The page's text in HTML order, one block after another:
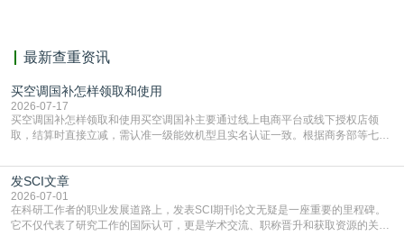
最新查重资讯
买空调国补怎样领取和使用
2026-07-17
买空调国补怎样领取和使用买空调国补主要通过线上电商平台或线下授权店领
取，结算时直接立减‌，需认准一级能效机型且实名认证一致。根据商务部等七部
能领到补贴首选‌京东APP‌搜索专属口令(如【家电补贴1637】、【国补立省
4949】等，口令会随活动更新，以页面显示为准)进入补贴专场。淘宝/天猫也可
复制粘贴【8$FKFGgJq
发SCI文章
2026-07-01
在科研工作者的职业发展道路上，发表SCI期刊论文无疑是一座重要的里程碑。
它不仅代表了研究工作的国际认可，更是学术交流、职称晋升和获取资源的关键